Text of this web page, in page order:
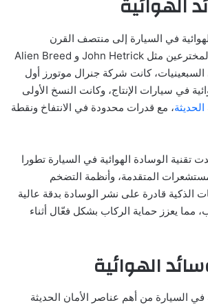
الهوائية
في السيارة إلى منتصف القرن
العشرين، حيث وضع المخترعين مثل John Hetrick و Alien Breed
كانت شركة جنرال موتورز أول
في سيارات الإنتاج، وكانت النسخ الأولى
الحديثة، مع قدرات محدودة في الانتفاخ ونقطة
تقنية الوسادة الهوائية في السيارة تطورا
المتقدمة، وأنظمة التضخم
الذكية قادرة على نشر الوسادة بدقة عالية
مما يعزز حماية الركاب بشكل فعّال أثناء
الهوائية
في السيارة من أهم عناصر الأمان الحديثة